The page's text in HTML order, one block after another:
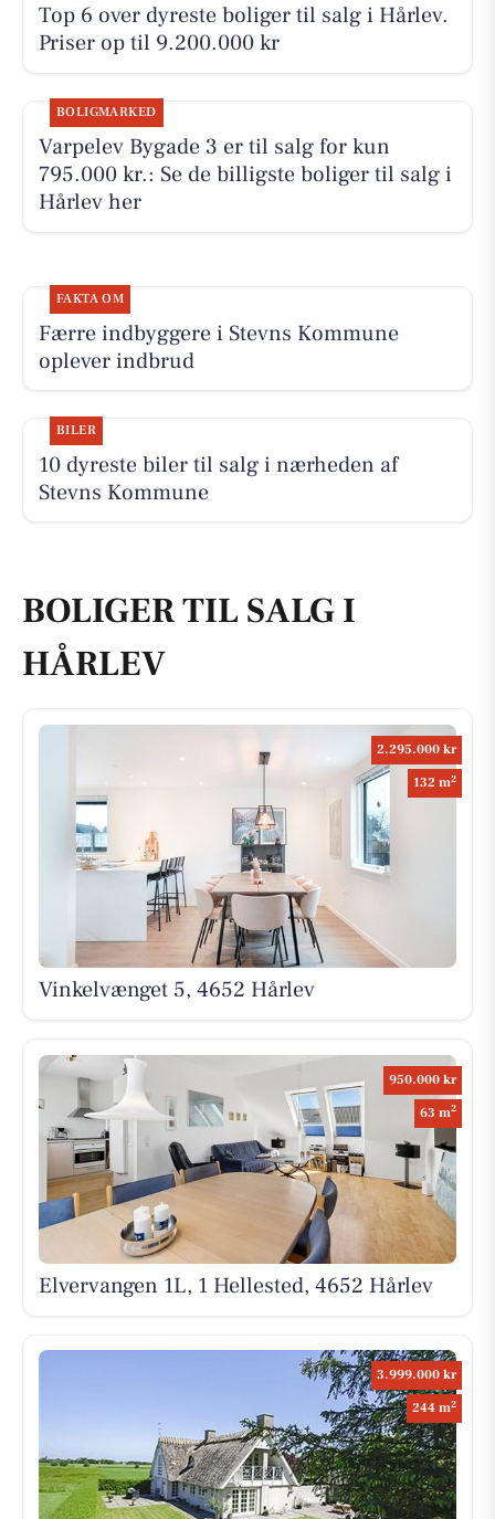
Top 6 over dyreste boliger til salg i Hårlev.
Priser op til 9.200.000 kr
BOLIGMARKED
Varpelev Bygade 3 er til salg for kun
795.000 kr.: Se de billigste boliger til salg i
Hårlev her
FAKTA OM
Færre indbyggere i Stevns Kommune
oplever indbrud
BILER
10 dyreste biler til salg i nærheden af
Stevns Kommune
BOLIGER TIL SALG I
HÅRLEV
2.295.000 kr
132 m2
Vinkelvænget 5, 4652 Hårlev
950.000 kr
63 m2
Elvervangen 1L, 1 Hellested, 4652 Hårlev
3.999.000 kr
244 m2